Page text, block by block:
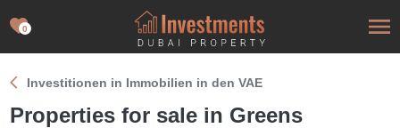
0
Investitionen in Immobilien in den VAE
Properties for sale in Greens